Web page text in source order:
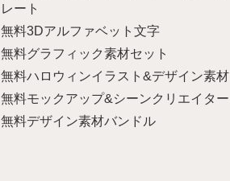
レート
無料3Dアルファベット文字
無料グラフィック素材セット
無料ハロウィンイラスト&デザイン素材
無料モックアップ&シーンクリエイター
無料デザイン素材バンドル